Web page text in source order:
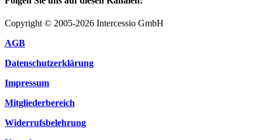
Copyright © 2005-2026 Intercessio GmbH
AGB
Datenschutzerklärung
Impressum
Mitgliederbereich
Widerrufsbelehrung